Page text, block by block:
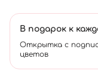
В подарок к
Открытка с
цветов